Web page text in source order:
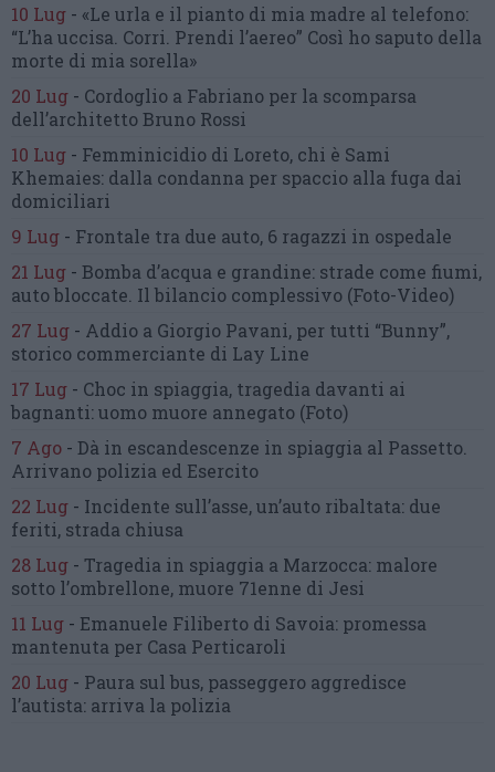
10 Lug - «Le urla e il pianto di mia madre al telefono:
“L’ha uccisa. Corri. Prendi l’aereo” Così ho saputo della
morte di mia sorella»
20 Lug - Cordoglio a Fabriano per la scomparsa
dell’architetto Bruno Rossi
10 Lug - Femminicidio di Loreto, chi è Sami
Khemaies: dalla condanna per spaccio alla fuga dai
domiciliari
9 Lug - Frontale tra due auto, 6 ragazzi in ospedale
21 Lug - Bomba d’acqua e grandine: strade come fiumi,
auto bloccate. Il bilancio complessivo (Foto-Video)
27 Lug - Addio a Giorgio Pavani, per tutti “Bunny”,
storico commerciante di Lay Line
17 Lug - Choc in spiaggia, tragedia davanti ai
bagnanti:uomo muore annegato (Foto)
7 Ago - Dà in escandescenze in spiaggia al Passetto.
Arrivano polizia ed Esercito
22 Lug - Incidente sull’asse, un’auto ribaltata: due
feriti, strada chiusa
28 Lug - Tragedia in spiaggia a Marzocca: malore
sotto l’ombrellone, muore 71enne di Jesi
11 Lug - Emanuele Filiberto di Savoia: promessa
mantenuta per Casa Perticaroli
20 Lug - Paura sul bus, passeggero aggredisce
l’autista: arriva la polizia